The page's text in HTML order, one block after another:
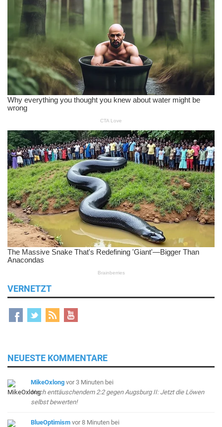
VERNETZT
NEUESTE KOMMENTARE
MikeOxlong vor 3 Minuten bei
Nach enttäuschendem 2:2 gegen Augsburg II: Jetzt die Löwen
selbst bewerten!
BlueOptimism vor 8 Minuten bei